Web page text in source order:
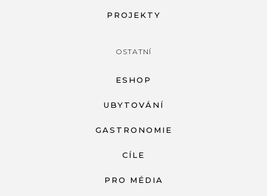
PROJEKTY
OSTATNÍ
ESHOP
UBYTOVÁNÍ
GASTRONOMIE
CÍLE
PRO MÉDIA